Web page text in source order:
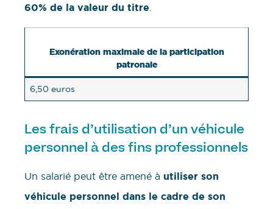
60% de la valeur du titre
Exonération maximale de la participation
patronale
6,50 euros
Les frais d’utilisation d’un véhicule
personnel à des fins professionnels
Un salarié peut être amené à utiliser son
véhicule personnel dans le cadre de son